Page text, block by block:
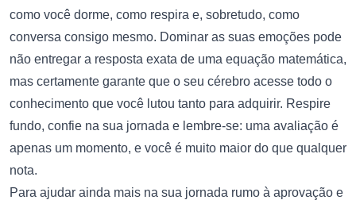
como você dorme, como respira e, sobretudo, como
conversa consigo mesmo. Dominar as suas emoções pode
não entregar a resposta exata de uma equação matemática,
mas certamente garante que o seu cérebro acesse todo o
conhecimento que você lutou tanto para adquirir. Respire
fundo, confie na sua jornada e lembre-se: uma avaliação é
apenas um momento, e você é muito maior do que qualquer
nota.
Para ajudar ainda mais na sua jornada rumo à aprovação e